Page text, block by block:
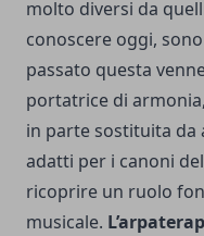
molto diversi da
conoscere oggi,
passato questa
portatrice di
in parte sostituita
adatti per i canoni
ricoprire un ruolo
musicale.